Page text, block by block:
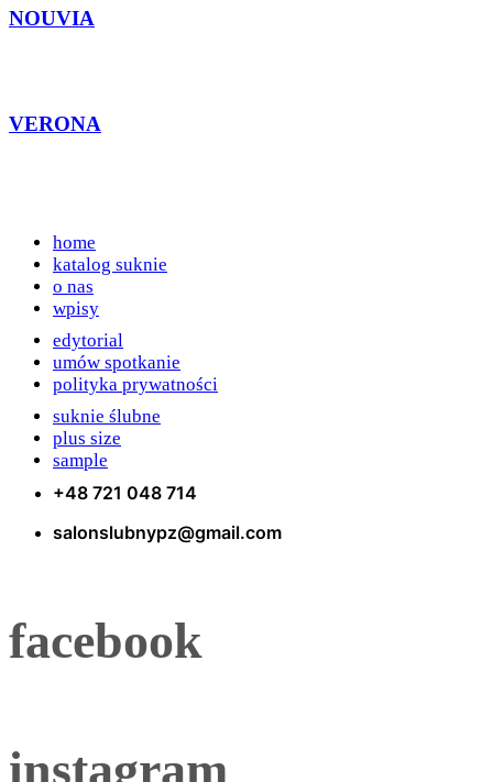
NOUVIA
VERONA
home
katalog suknie
o nas
wpisy
edytorial
umów spotkanie
polityka prywatności
suknie ślubne
plus size
sample
+48 721 048 714
salonslubnypz@gmail.com
facebook
instagram